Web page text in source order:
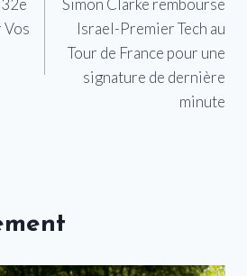
Vos
Simon Clarke rembourse
Israel-Premier Tech au
Tour de France pour une
signature de dernière
minute